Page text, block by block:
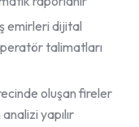
emirleri dijital
talimatları
oluşan fireler
yapılır